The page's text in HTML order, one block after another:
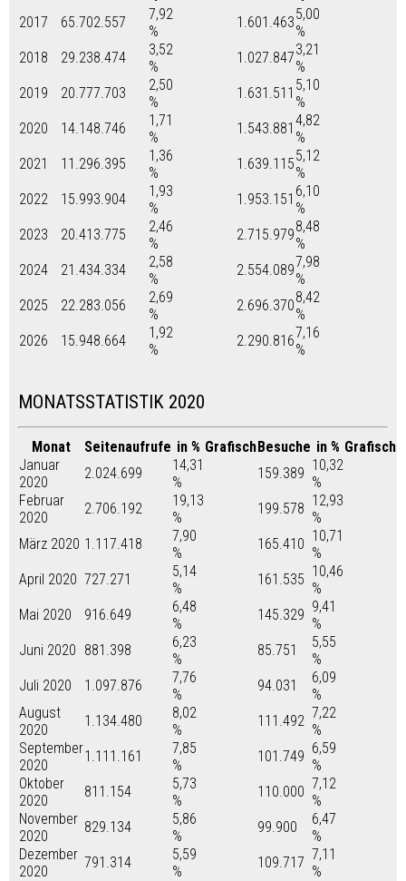
2017
65.702.557
7,92
%
1.601.4635,00
%
2018
29.238.474
3,52
%
1.027.8473,21
%
2019
20.777.703
2,50
%
1.631.511 5,10
%
2020
14.148.746
1,71
%
1.543.881 4,82
%
2021
11.296.395
1,36
%
1.639.1155,12
%
2022
15.993.904
1,93
%
1.953.151 6,10
%
2023
20.413.775
2,46
%
2.715.9798,48
%
2024
21.434.334
2,58
%
2.554.0897,98
%
2025
22.283.056
2,69
%
2.696.3708,42
%
2026
15.948.664
1,92
%
2.290.8167,16
%
MONATSSTATISTIK 2020
Monat Seitenaufrufe in % GrafischBesuche in % Grafisch
Januar
2020
2.024.699
14,31
%
159.389 10,32
%
Februar
2020
2.706.192
19,13
%
199.578 12,93
%
März 2020 1.117.418
7,90
%
165.410 10,71
%
April 2020 727.271
5,14
%
161.535 10,46
%
Mai 2020
916.649
6,48
%
145.329 9,41
%
Juni 2020 881.398
6,23
%
85.751
5,55
%
Juli 2020
1.097.876
7,76
%
94.031
6,09
%
August
2020
1.134.480
8,02
%
111.492 7,22
%
September
2020
1.111.161
7,85
%
101.749 6,59
%
Oktober
2020
811.154
5,73
%
110.000 7,12
%
November
2020
829.134
5,86
%
99.900
6,47
%
Dezember
2020
791.314
5,59
%
109.717 7,11
%